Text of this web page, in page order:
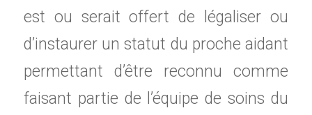
est ou serait offert de légaliser ou
d’instaurer un statut du proche aidant
permettant d’être reconnu comme
faisant partie de l’équipe de soins du